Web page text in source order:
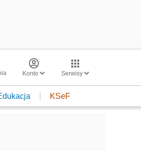
Konto Serwisy
KSeF